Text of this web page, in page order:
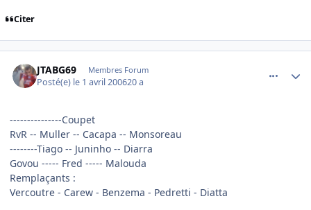
Citer
JTABG69 Membres Forum
Posté(e) le 1 avril 200620 a
---------------Coupet
RvR -- Muller -- Cacapa -- Monsoreau
--------Tiago -- Juninho -- Diarra
Govou ----- Fred ----- Malouda
Remplaçants :
Vercoutre - Carew - Benzema - Pedretti - Diatta